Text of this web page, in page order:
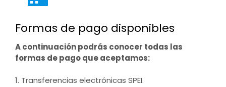
Formas de pago disponibles
A continuación podrás conocer todas las
formas de pago que aceptamos:
1. Transferencias electrónicas SPEI.